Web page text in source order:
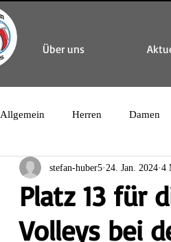
Über uns
Allgemein Herren Damen
Platz 13 für
Volleys bei
stefan-huber5 24. Jan. 2024 4